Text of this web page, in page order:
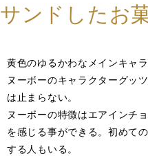
サンドしたお
黄色のゆるかわなメインキャ
ヌーボーのキャラクターグッ
は止まらない。
ヌーボーの特徴はエアインチ
を感じる事ができる。初めて
する人もいる。